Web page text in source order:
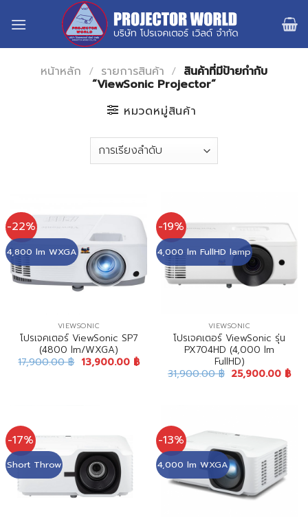
หน้าหลัก / รายการสินค้า / สินค้าที่มีป้ายกำกับ
“ViewSonic Projector”
หมวดหมู่สินค้า
-22%
4,800 lm WXGA
VIEWSONIC
โปรเจคเตอร์ ViewSonic SP7
(4800 lm/WXGA)
17,900.00฿ 13,900.00 ฿
-19%
4,000 lm FullHD lamp
VIEWSONIC
โปรเจคเตอร์ ViewSonic รุ่น
PX704HD (4,000 lm
FullHD)
31,900.00฿ 25,900.00 ฿
-17%
Short Throw
-13%
4,000 lm WXGA